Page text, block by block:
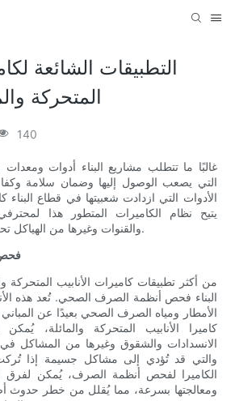
التطبيقات الشائعة
المتحركة
140
غالبًا ما تتطلب مشاريع البناء أدوات
التي يصعب الوصول إليها وضمان سلامة
الأدوات التي ازدادت شعبيتها في قطاع البناء
يتيح نظام الكاميرات المتطور هذا
والقنوات وغيرها من الهياكل تحت الأرض بصريًا بسهولة.
من أكثر تطبيقات كاميرات الأنابيب المتحركة
البناء فحص أنظمة الصرف الصحي. تُعد هذه
الأمطار ومياه الصرف الصحي بعيدًا عن المباني
كاميرا الأنابيب المتحركة والمائلة،
الانسدادات والشقوق وغيرها من المشاكل
والتي قد تُؤدي إلى مشاكل جسيمة إذا
الكاميرا لفحص أنظمة الصرف، يُمكن لفرق
ومعالجتها بسرعة، مما يُقلل من خطر حدوث